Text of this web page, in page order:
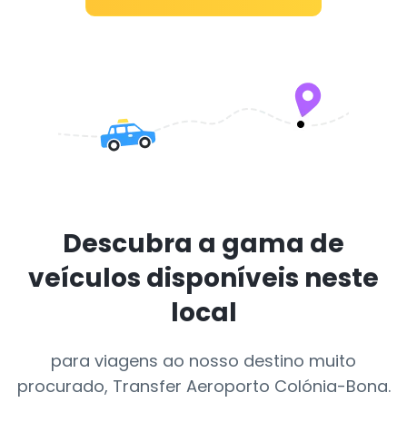
Descubra a gama de
veículos disponíveis neste
local
para viagens ao nosso destino muito
procurado, Transfer Aeroporto Colónia-Bona.